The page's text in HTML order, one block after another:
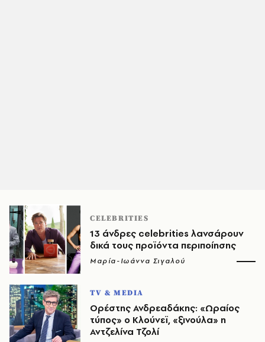
CELEBRITIES
13 άνδρες celebrities λανσάρουν
δικά τους προϊόντα περιποίησης
Μαρία-Ιωάννα Σιγαλού
TV & MEDIA
Ορέστης Ανδρεαδάκης: «Ωραίος
τύπος» ο Κλούνεϊ, «ξινούλα» η
Αντζελίνα Τζολί